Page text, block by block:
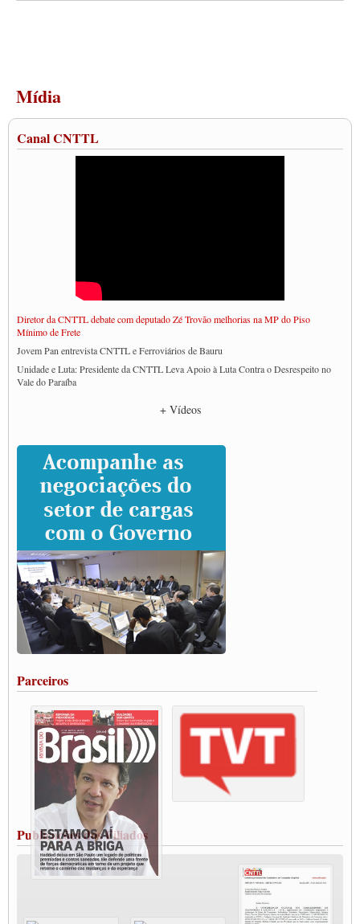
Mídia
Canal CNTTL
Diretor da CNTTL debate com deputado Zé Trovão melhorias na MP do Piso
Mínimo de Frete
Jovem Pan entrevista CNTTL e Ferroviários de Bauru
Unidade e Luta: Presidente da CNTTL Leva Apoio à Luta Contra o Desrespeito no
Vale do Paraíba
CNTTL e entidades dos caminhoneiros conversam com governo Lula sobre pautas
Caminhoneiros prometem paralisação e cobram diálogo com Lula
CNTTL e lideranças de caminhoneiros participam de debate sobre saúde nas
rodovias
Paulinho e Litti debatem política global para transporte rodoviário de cargas na
SUTCRA no Uruguai
Grande Conquista da Categoria transporte de Cargas e Caminhoneiros Autonomos
ENCONTRO INTERNACIONAL EM APOIO A CLASSE TRABALHADORA
DO BRASIL E A ELEIÇÃO 2022
Carta às Brasileiras e aos Brasileiros em Defesa do Estado Democrático de Direito
Paulinho, presidente da CNTTL, faz balanço do 3º Congresso da CNTTL
Caminhoneiros aprovam greve a partir do 1º de novembro
Rodoviários de Feira Santana fazem Assembleia para avaliar proposta de reajuste
salarial
Vacina Já: Lockdown de 24 horas dos trabalhadores em transportes está mantido,
Condutores de Guarulhos farão greve sanitária nesta terça-feira (20)
Paralisação dos Caminhoneiros na #BR285, entrocamento que liga o Mercosul ao
Rio Grande
Caminhoneiros bloqueiam duas faixas na Castello Branco e fazem protesto
Modal-Live #13 Aumento da Violência Contra Mulher e o Adoecimento da Classe
Trabalhadora em Tempos de Pandemia
MODAL-LIVE#12 POLÍTICAS PÚBLICAS DE TRANSPORTE PARA A
CLASSE TRABALHADORA E ELEIÇÕES NA PANDEMIA
MODAL-LIVE#11 POLÍTICAS PÚBLICAS DE TRANSPORTE
JUVENTUDE DO TRANSPORTE: POR QUE DEVEMOS NOS ORGANIZAR?
Fabio Primo testa positivo para Coronavírus, mas está bem de saúde
Modal-Live#9 Quais são os direitos dos trabalhador@s que contraem a Covid-19 na
+ Vídeos
Parceiros
Publicações dos Filiados